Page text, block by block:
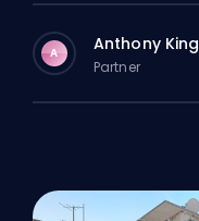
A Anthony King
Partner